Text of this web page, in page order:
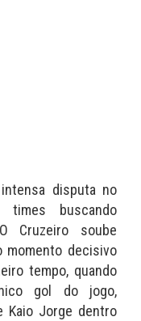
disputa no
times buscando
Cruzeiro soube
decisivo
tempo, quando
gol do jogo,
Kaio Jorge dentro